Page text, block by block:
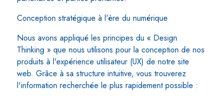
Conception stratégique à l'ère du numérique
Nous avons appliqué les principes du « Design
Thinking » que nous utilisons pour la conception de nos
produits à l'expérience utilisateur (UX) de notre site
web. Grâce à sa structure intuitive, vous trouverez
l'information recherchée le plus rapidement possible :